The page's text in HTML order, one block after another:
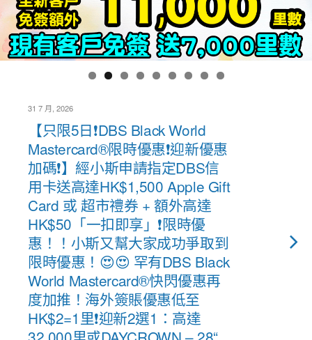
31 7 月, 2026
【只限5日❗DBS Black World
Mastercard®限時優惠❗迎新優惠
加碼❗】經小斯申請指定DBS信
用卡送高達HK$1,500 Apple Gift
Card 或 超市禮券 + 額外高達
HK$50「一扣即享」❗限時優
惠！！小斯又幫大家成功爭取到
限時優惠！😍😍 罕有DBS Black
World Mastercard®快閃優惠再
度加推！海外簽賬優惠低至
HK$2=1里❗迎新2選1：高達